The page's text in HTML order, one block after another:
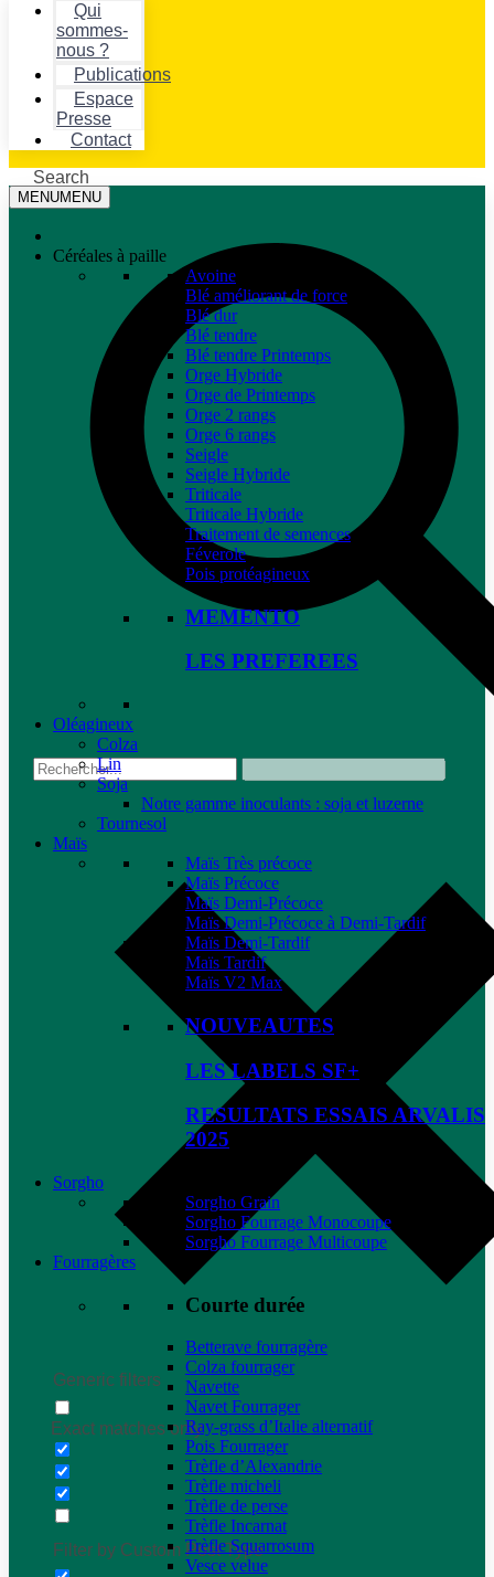
Qui
sommes-
nous ?
Publications
Espace
Presse
Contact
Search
Generic filters
Exact matches only
Filter by Custom Post Type
MENUMENU
Céréales à paille
Avoine
Blé améliorant de force
Blé dur
Blé tendre
Blé tendre Printemps
Orge Hybride
Orge de Printemps
Orge 2 rangs
Orge 6 rangs
Seigle
Seigle Hybride
Triticale
Triticale Hybride
Traitement de semences
Féverole
Pois protéagineux
MEMENTO
LES PREFEREES
Oléagineux
Colza
Lin
Soja
Notre gamme inoculants : soja et luzerne
Tournesol
Maïs
Maïs Très précoce
Maïs Précoce
Maïs Demi-Précoce
Maïs Demi-Précoce à Demi-Tardif
Maïs Demi-Tardif
Maïs Tardif
Maïs V2 Max
NOUVEAUTES
LES LABELS SF+
RESULTATS ESSAIS ARVALIS
2025
Sorgho
Sorgho Grain
Sorgho Fourrage Monocoupe
Sorgho Fourrage Multicoupe
Fourragères
Courte durée
Betterave fourragère
Colza fourrager
Navette
Navet Fourrager
Ray-grass d’Italie alternatif
Pois Fourrager
Trèfle d’Alexandrie
Trèfle micheli
Trèfle de perse
Trèfle Incarnat
Trèfle Squarrosum
Vesce velue